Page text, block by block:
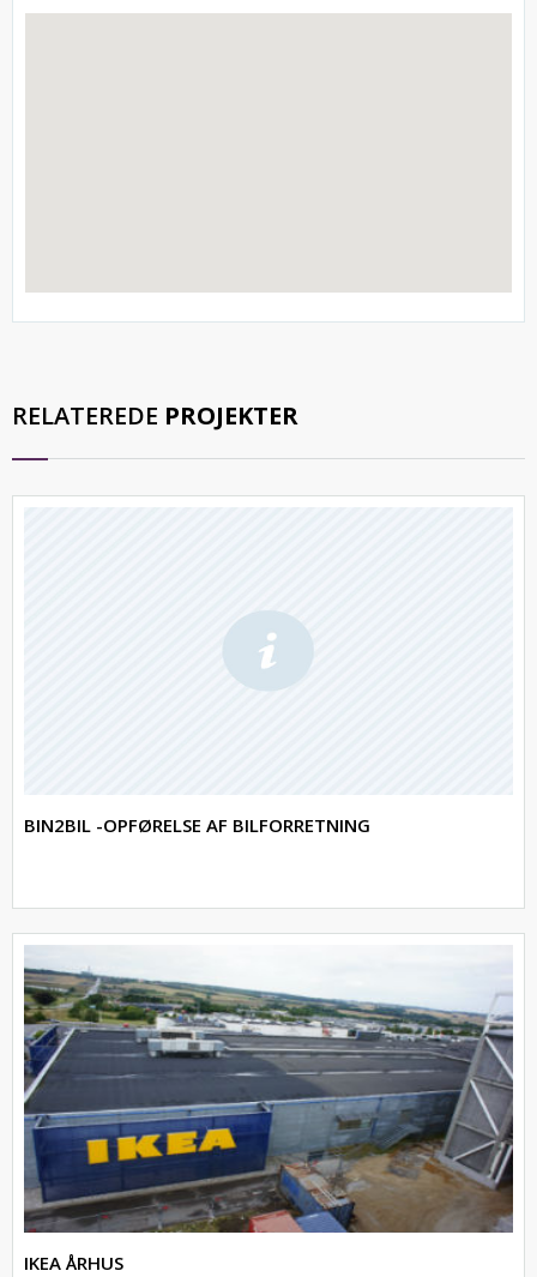
RELATEREDE PROJEKTER
BIN2BIL -OPFØRELSE AF BILFORRETNING
IKEA ÅRHUS